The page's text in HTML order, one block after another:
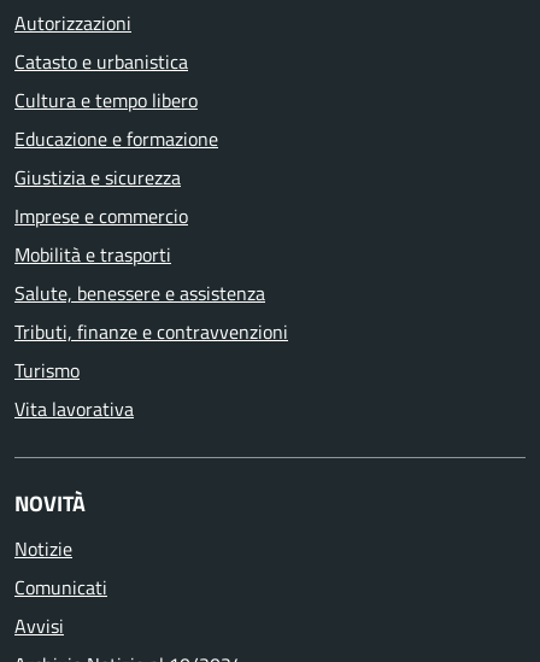
Autorizzazioni
Catasto e urbanistica
Cultura e tempo libero
Educazione e formazione
Giustizia e sicurezza
Imprese e commercio
Mobilità e trasporti
Salute, benessere e assistenza
Tributi, finanze e contravvenzioni
Turismo
Vita lavorativa
NOVITÀ
Notizie
Comunicati
Avvisi